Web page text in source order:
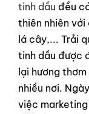
tinh dầu đều
thiên nhiên với
lá cây,... Trải
tinh dầu được
lại hương
nhiều nơi.
việc